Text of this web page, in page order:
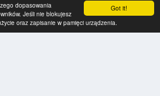
Got it!
dopasowania
Jeśli nie blokujesz
oraz zapisanie w pamięci urządzenia.